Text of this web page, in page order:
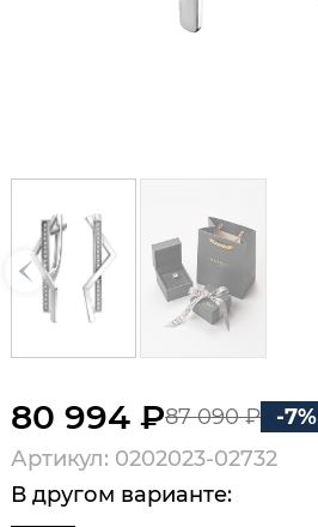
80 994 ₽87 090 ₽
-7%
Артикул: 0202023-02732
В другом варианте: